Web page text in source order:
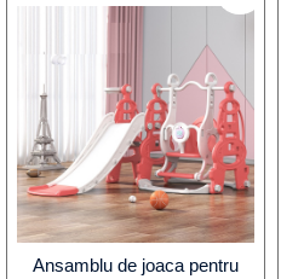
Ansamblu de joaca pentru